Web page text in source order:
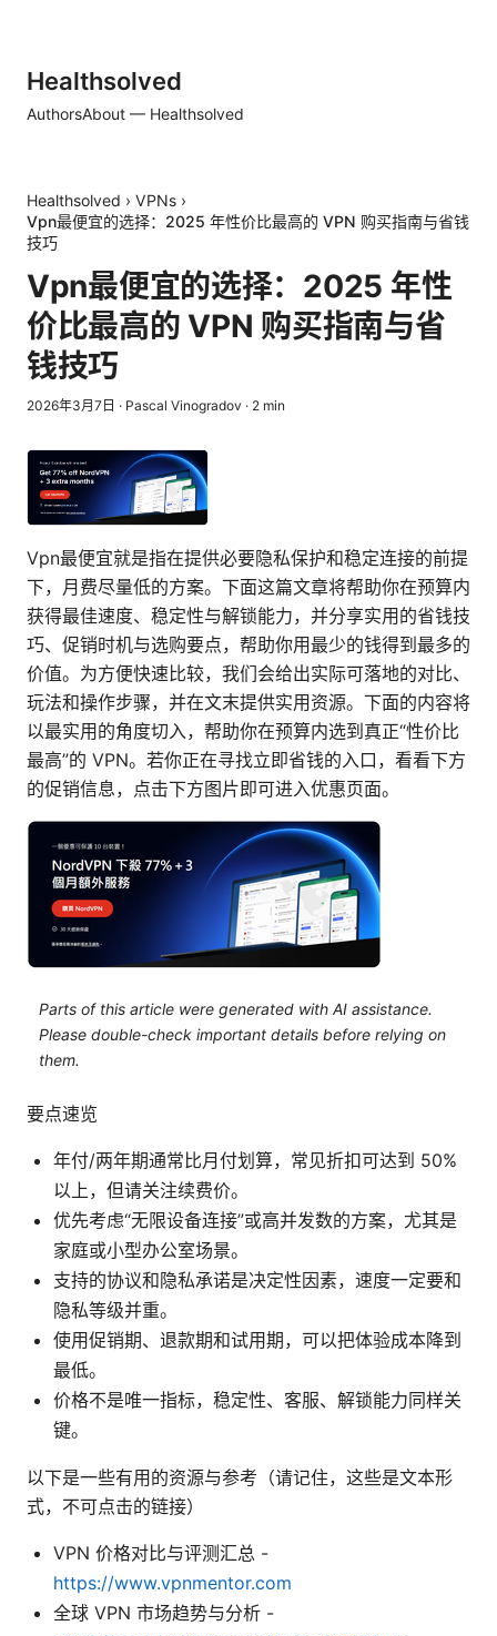
Healthsolved
AuthorsAbout — Healthsolved
Healthsolved › VPNs ›
Vpn最便宜的选择：2025 年性价比最高的 VPN 购买指南与省钱
技巧
Vpn最便宜的选择：2025 年性
价比最高的 VPN 购买指南与省
钱技巧
2026年3月7日 · Pascal Vinogradov · 2 min
Vpn最便宜就是指在提供必要隐私保护和稳定连接的前提
下，月费尽量低的方案。下面这篇文章将帮助你在预算内
获得最佳速度、稳定性与解锁能力，并分享实用的省钱技
巧、促销时机与选购要点，帮助你用最少的钱得到最多的
价值。为方便快速比较，我们会给出实际可落地的对比、
玩法和操作步骤，并在文末提供实用资源。下面的内容将
以最实用的角度切入，帮助你在预算内选到真正“性价比
最高”的 VPN。若你正在寻找立即省钱的入口，看看下方
的促销信息，点击下方图片即可进入优惠页面。
Parts of this article were generated with AI assistance.
Please double-check important details before relying on
them.
要点速览
年付/两年期通常比月付划算，常见折扣可达到 50%
以上，但请关注续费价。
优先考虑“无限设备连接”或高并发数的方案，尤其是
家庭或小型办公室场景。
支持的协议和隐私承诺是决定性因素，速度一定要和
隐私等级并重。
使用促销期、退款期和试用期，可以把体验成本降到
最低。
价格不是唯一指标，稳定性、客服、解锁能力同样关
键。
以下是一些有用的资源与参考（请记住，这些是文本形
式，不可点击的链接）
VPN 价格对比与评测汇总 -
https://www.vpnmentor.com
全球 VPN 市场趋势与分析 -